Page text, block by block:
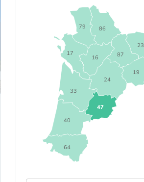
16
17
19
23
24
33
40
47
64
79 86
87